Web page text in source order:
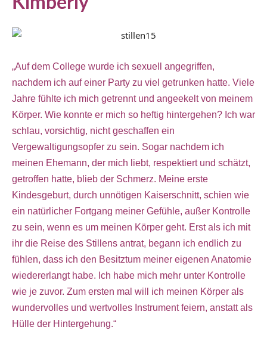
„Auf dem College wurde ich sexuell angegriffen,
nachdem ich auf einer Party zu viel getrunken hatte. Viele
Jahre fühlte ich mich getrennt und angeekelt von meinem
Körper. Wie konnte er mich so heftig hintergehen? Ich war
schlau, vorsichtig, nicht geschaffen ein
Vergewaltigungsopfer zu sein. Sogar nachdem ich
meinen Ehemann, der mich liebt, respektiert und schätzt,
getroffen hatte, blieb der Schmerz. Meine erste
Kindesgeburt, durch unnötigen Kaiserschnitt, schien wie
ein natürlicher Fortgang meiner Gefühle, außer Kontrolle
zu sein, wenn es um meinen Körper geht. Erst als ich mit
ihr die Reise des Stillens antrat, begann ich endlich zu
fühlen, dass ich den Besitztum meiner eigenen Anatomie
wiedererlangt habe. Ich habe mich mehr unter Kontrolle
wie je zuvor. Zum ersten mal will ich meinen Körper als
wundervolles und wertvolles Instrument feiern, anstatt als
Hülle der Hintergehung.“